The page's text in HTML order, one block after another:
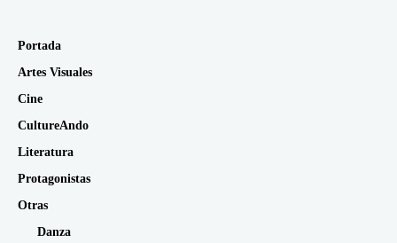
Portada
Artes Visuales
Cine
CultureAndo
Literatura
Protagonistas
Otras
Danza